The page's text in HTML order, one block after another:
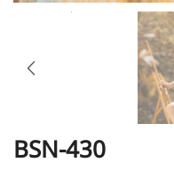
BSN-430